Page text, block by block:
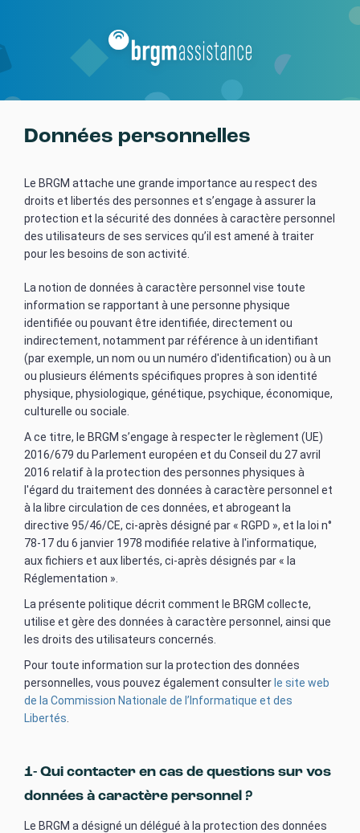
contenu
principal
Données personnelles
Chapeau
Le BRGM attache une grande importance au respect des
droits et libertés des personnes et s’engage à assurer la
protection et la sécurité des données à caractère personnel
des utilisateurs de ses services qu’il est amené à traiter
pour les besoins de son activité.
Texte
La notion de données à caractère personnel vise toute
information se rapportant à une personne physique
identifiée ou pouvant être identifiée, directement ou
indirectement, notamment par référence à un identifiant
(par exemple, un nom ou un numéro d'identification) ou à un
ou plusieurs éléments spécifiques propres à son identité
physique, physiologique, génétique, psychique, économique,
culturelle ou sociale.
A ce titre, le BRGM s’engage à respecter le règlement (UE)
2016/679 du Parlement européen et du Conseil du 27 avril
2016 relatif à la protection des personnes physiques à
l'égard du traitement des données à caractère personnel et
à la libre circulation de ces données, et abrogeant la
directive 95/46/CE, ci-après désigné par « RGPD », et la loi n°
78-17 du 6 janvier 1978 modifiée relative à l'informatique,
aux fichiers et aux libertés, ci-après désignés par « la
Réglementation ».
La présente politique décrit comment le BRGM collecte,
utilise et gère des données à caractère personnel, ainsi que
les droits des utilisateurs concernés.
Pour toute information sur la protection des données
personnelles, vous pouvez également consulter le site web
de la Commission Nationale de l’Informatique et des
Libertés
1- Qui contacter en cas de questions sur vos
données à caractère personnel ?
Le BRGM a désigné un délégué à la protection des données